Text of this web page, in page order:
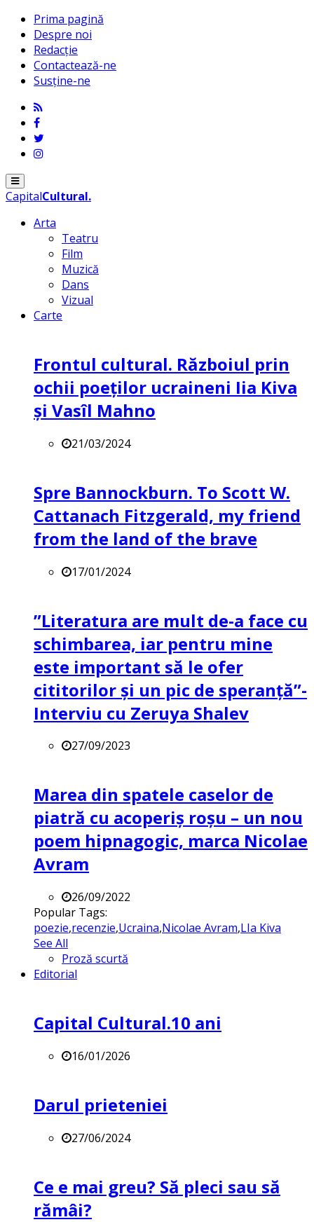
Prima pagină
Despre noi
Redacție
Contactează-ne
Susține-ne
Menu
CapitalCultural.
Arta
Teatru
Film
Muzică
Dans
Vizual
Carte
Frontul cultural. Războiul prin
ochii poeților ucraineni Iia Kiva
și Vasîl Mahno
21/03/2024
Spre Bannockburn. To Scott W.
Cattanach Fitzgerald, my friend
from the land of the brave
17/01/2024
”Literatura are mult de-a face cu
schimbarea, iar pentru mine
este important să le ofer
cititorilor și un pic de speranță”-
Interviu cu Zeruya Shalev
27/09/2023
Marea din spatele caselor de
piatră cu acoperiș roșu – un nou
poem hipnagogic, marca Nicolae
Avram
26/09/2022
Popular Tags:
poezie,recenzie,Ucraina,Nicolae Avram,LIa Kiva
See All
Proză scurtă
Editorial
Capital Cultural.10 ani
16/01/2026
Darul prieteniei
27/06/2024
Ce e mai greu? Să pleci sau să
rămâi?